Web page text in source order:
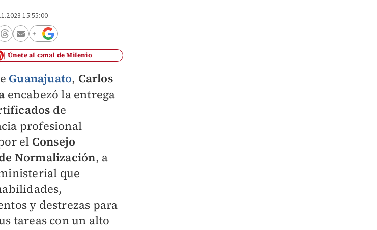
15:55:00
Únete al canal de Milenio
Guanajuato, Carlos
encabezó la entrega
de
profesional
el Consejo
Normalización, a
que
y destrezas para
tareas con un alto